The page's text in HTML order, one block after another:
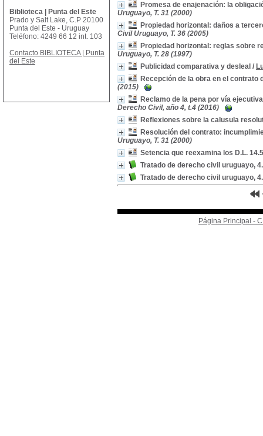
Promesa de enajenación: la
Uruguayo, T. 31 (2000)
Propiedad horizontal: daños a
Civil Uruguayo, T. 36 (2005)
Propiedad horizontal: reglas sobre
Uruguayo, T. 28 (1997)
Publicidad comparativa y desleal /
Recepción de la obra en el contrato
(2015)
Reclamo de la pena por vía
Derecho Civil, año 4, t.4 (2016)
Reflexiones sobre la calusula
Resolución del contrato:
Uruguayo, T. 31 (2000)
Setencia que reexamina los D.L.
Tratado de derecho civil uruguayo,
Tratado de derecho civil uruguayo,
Página Principal -
Biblioteca | Punta del Este
Prado y Salt Lake, C.P 20100
Punta del Este - Uruguay
Teléfono: 4249 66 12 int. 103
Contacto BIBLIOTECA | Punta
del Este